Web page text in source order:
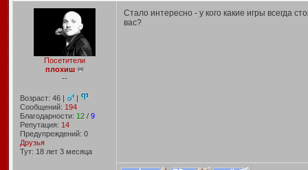
Посетители
плохиш
--
Возраст: 46 |
|
Сообщений: 194
Благодарности: 12/ 9
Репутация: 14
Предупреждений: 0
Друзья
Тут: 18 лет 3 месяцa
Стало интересно - у кого какие игры всегда
вас?